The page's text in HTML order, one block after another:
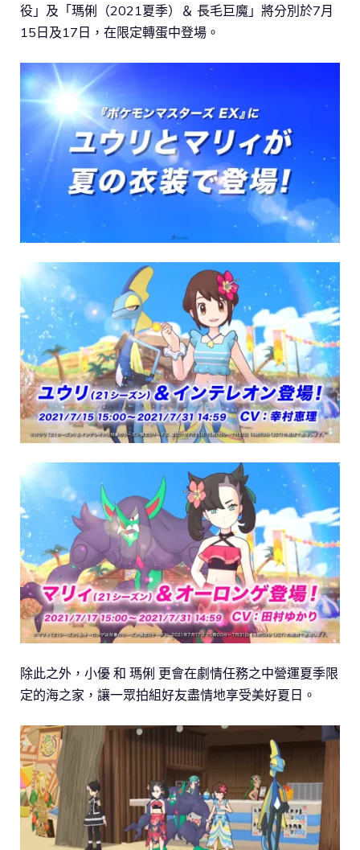
役」及「瑪俐（2021夏季）＆ 長毛巨魔」將分別於7月
15日及17日，在限定轉蛋中登場。
除此之外，小優 和 瑪俐 更會在劇情任務之中營運夏季限
定的海之家，讓一眾拍組好友盡情地享受美好夏日。